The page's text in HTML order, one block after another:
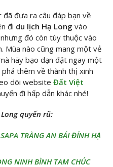
đưa ra câu đáp bạn về
đi du lịch Hạ Long vào
đó còn tùy thuộc vào
Mùa nào cũng mang một vẻ
hãy bạo dạn đặt ngay một
thêm về thành thị xinh
dõi website Đất Việt
đi hấp dẫn khác nhé!
quyến rũ:
TRÀNG AN BÁI ĐÍNH HẠ
NINH BÌNH TAM CHÚC